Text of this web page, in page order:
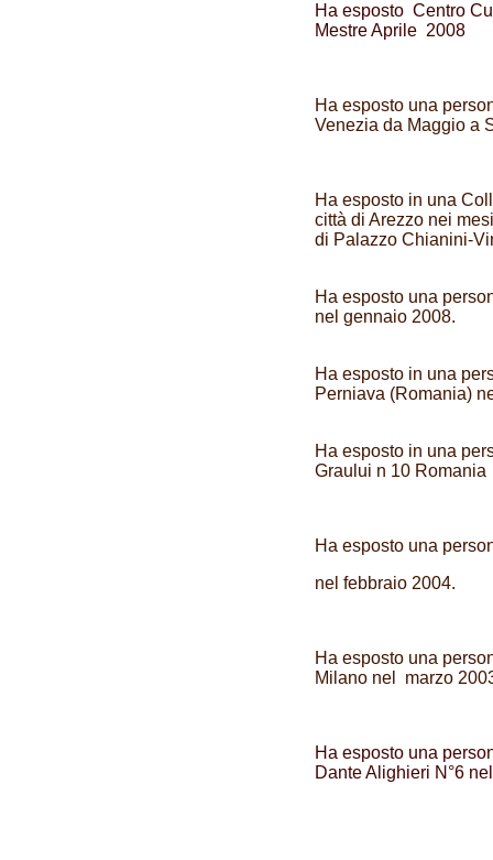
Ha esposto Centro
Mestre Aprile 2008
Ha esposto una
Venezia da Maggio a
Ha esposto in una
città di Arezzo nei
di Palazzo Chianini-
Ha esposto una
nel gennaio 2008.
Ha esposto in una
Perniava (Romania)
Ha esposto in una
Graului n 10
Ha esposto una
nel febbraio 2004.
Ha esposto una
Milano nel marzo
Ha esposto una
Dante Alighieri N°6